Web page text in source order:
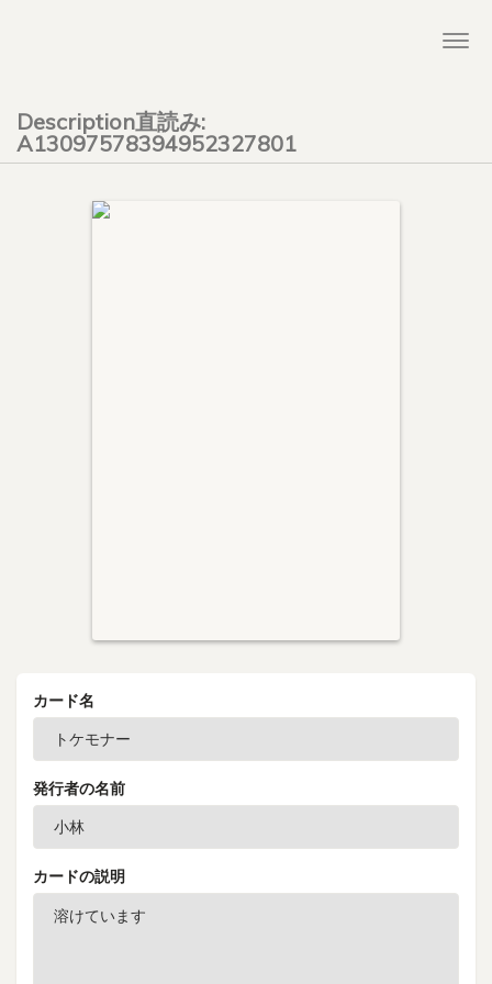
Description直読み:
A13097578394952327801
カード名
発行者の名前
カードの説明